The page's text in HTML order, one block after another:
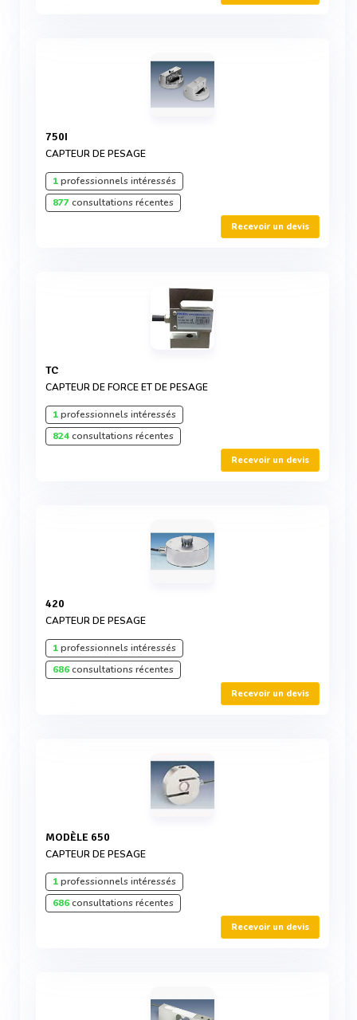
750I
CAPTEUR DE PESAGE
1professionnels intéressés
877consultations récentes
Recevoir un devis
TC
CAPTEUR DE FORCE ET DE PESAGE
1professionnels intéressés
824consultations récentes
Recevoir un devis
420
CAPTEUR DE PESAGE
1professionnels intéressés
686consultations récentes
Recevoir un devis
MODÈLE 650
CAPTEUR DE PESAGE
1professionnels intéressés
686consultations récentes
Recevoir un devis